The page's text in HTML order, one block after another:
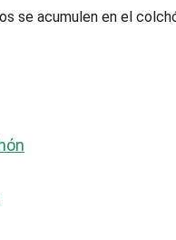
se acumulen en el